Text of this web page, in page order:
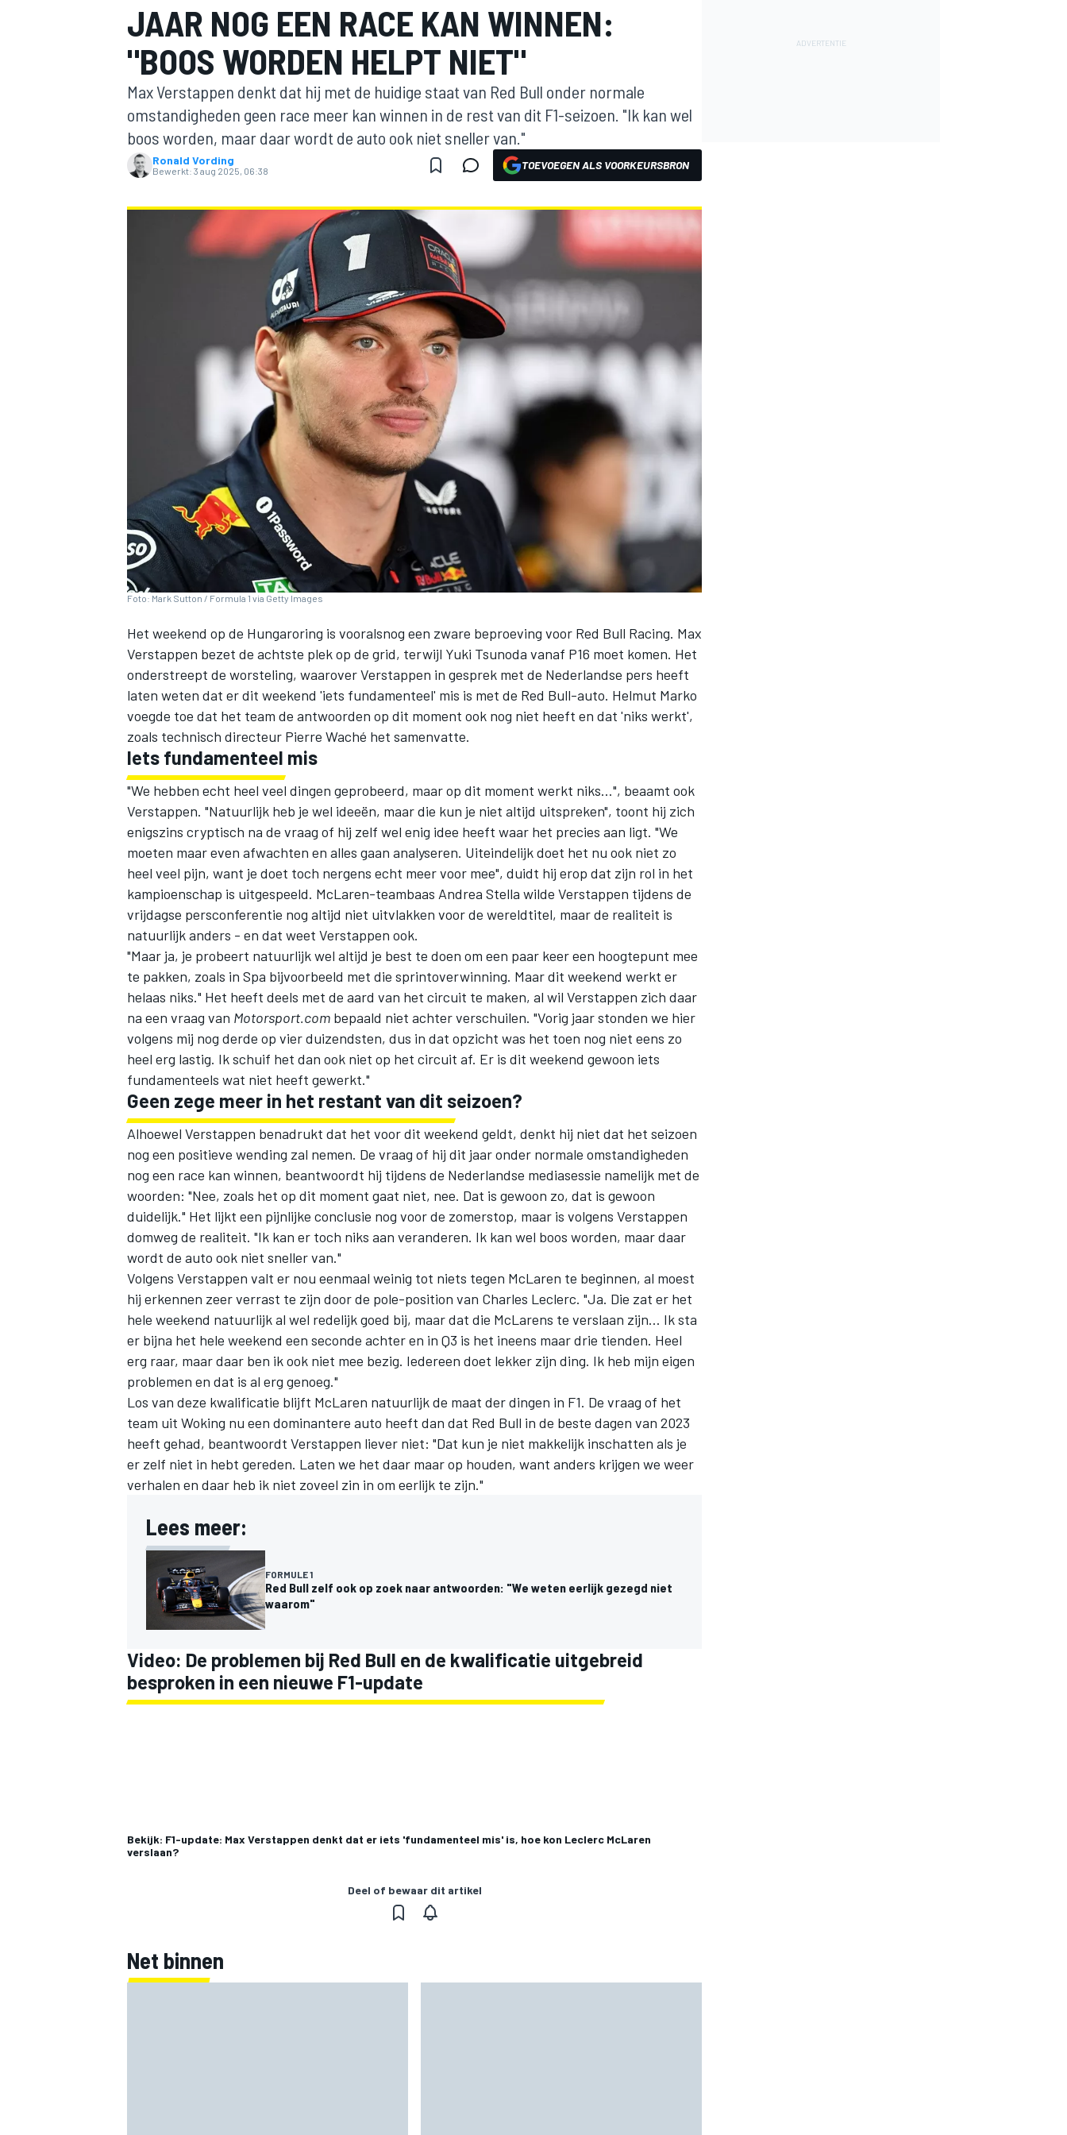
MOTOGP
WEC DTM
JAAR NOG EEN RACE KAN WINNEN:
"BOOS WORDEN HELPT NIET"
Max Verstappen denkt dat hij met de huidige staat van Red Bull onder normale
omstandigheden geen race meer kan winnen in de rest van dit F1-seizoen. "Ik kan wel
boos worden, maar daar wordt de auto ook niet sneller van."
Ronald Vording
Bewerkt: 3 aug 2025, 06:38 TOEVOEGEN ALS VOORKEURSBRON
Foto: Mark Sutton / Formula 1 via Getty Images
Het weekend op de Hungaroring is vooralsnog een zware beproeving voor Red Bull Racing. Max
Verstappen bezet de achtste plek op de grid, terwijl Yuki Tsunoda vanaf P16 moet komen. Het
onderstreept de worsteling, waarover Verstappen in gesprek met de Nederlandse pers heeft
laten weten dat er dit weekend 'iets fundamenteel' mis is met de Red Bull-auto. Helmut Marko
voegde toe dat het team de antwoorden op dit moment ook nog niet heeft en dat 'niks werkt',
zoals technisch directeur Pierre Waché het samenvatte.
Iets fundamenteel mis
"We hebben echt heel veel dingen geprobeerd, maar op dit moment werkt niks…", beaamt ook
Verstappen. "Natuurlijk heb je wel ideeën, maar die kun je niet altijd uitspreken", toont hij zich
enigszins cryptisch na de vraag of hij zelf wel enig idee heeft waar het precies aan ligt. "We
moeten maar even afwachten en alles gaan analyseren. Uiteindelijk doet het nu ook niet zo
heel veel pijn, want je doet toch nergens echt meer voor mee", duidt hij erop dat zijn rol in het
kampioenschap is uitgespeeld. McLaren-teambaas Andrea Stella wilde Verstappen tijdens de
vrijdagse persconferentie nog altijd niet uitvlakken voor de wereldtitel, maar de realiteit is
natuurlijk anders - en dat weet Verstappen ook.
"Maar ja, je probeert natuurlijk wel altijd je best te doen om een paar keer een hoogtepunt mee
te pakken, zoals in Spa bijvoorbeeld met die sprintoverwinning. Maar dit weekend werkt er
helaas niks." Het heeft deels met de aard van het circuit te maken, al wil Verstappen zich daar
na een vraag van Motorsport.com bepaald niet achter verschuilen. "Vorig jaar stonden we hier
volgens mij nog derde op vier duizendsten, dus in dat opzicht was het toen nog niet eens zo
heel erg lastig. Ik schuif het dan ook niet op het circuit af. Er is dit weekend gewoon iets
fundamenteels wat niet heeft gewerkt."
Geen zege meer in het restant van dit seizoen?
Alhoewel Verstappen benadrukt dat het voor dit weekend geldt, denkt hij niet dat het seizoen
nog een positieve wending zal nemen. De vraag of hij dit jaar onder normale omstandigheden
nog een race kan winnen, beantwoordt hij tijdens de Nederlandse mediasessie namelijk met de
woorden: "Nee, zoals het op dit moment gaat niet, nee. Dat is gewoon zo, dat is gewoon
duidelijk." Het lijkt een pijnlijke conclusie nog voor de zomerstop, maar is volgens Verstappen
domweg de realiteit. "Ik kan er toch niks aan veranderen. Ik kan wel boos worden, maar daar
wordt de auto ook niet sneller van."
Volgens Verstappen valt er nou eenmaal weinig tot niets tegen McLaren te beginnen, al moest
hij erkennen zeer verrast te zijn door de pole-position van Charles Leclerc. "Ja. Die zat er het
hele weekend natuurlijk al wel redelijk goed bij, maar dat die McLarens te verslaan zijn… Ik sta
er bijna het hele weekend een seconde achter en in Q3 is het ineens maar drie tienden. Heel
erg raar, maar daar ben ik ook niet mee bezig. Iedereen doet lekker zijn ding. Ik heb mijn eigen
problemen en dat is al erg genoeg."
Los van deze kwalificatie blijft McLaren natuurlijk de maat der dingen in F1. De vraag of het
team uit Woking nu een dominantere auto heeft dan dat Red Bull in de beste dagen van 2023
heeft gehad, beantwoordt Verstappen liever niet: "Dat kun je niet makkelijk inschatten als je
er zelf niet in hebt gereden. Laten we het daar maar op houden, want anders krijgen we weer
verhalen en daar heb ik niet zoveel zin in om eerlijk te zijn."
Lees meer:
FORMULE 1
Red Bull zelf ook op zoek naar antwoorden: "We weten eerlijk gezegd niet
waarom"
Video: De problemen bij Red Bull en de kwalificatie uitgebreid
besproken in een nieuwe F1-update
Bekijk: F1-update: Max Verstappen denkt dat er iets 'fundamenteel mis' is, hoe kon Leclerc McLaren
verslaan?
Deel of bewaar dit artikel
Net binnen